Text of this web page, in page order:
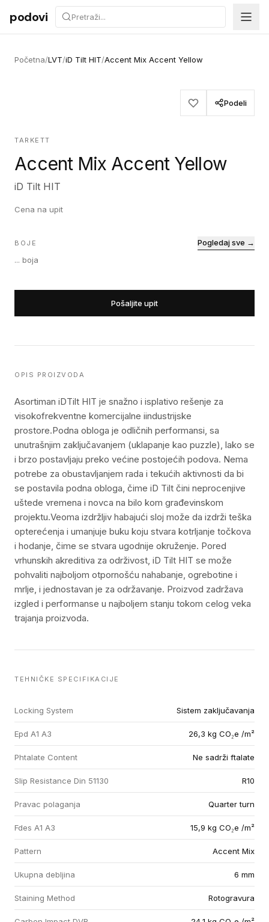
Preskoči na sadržaj
podovi
Početna/LVT/iD Tilt HIT/Accent Mix Accent Yellow
Podeli
TARKETT
Accent Mix Accent Yellow
iD Tilt HIT
Cena na upit
BOJE
... boja
Pogledaj sve →
Pošaljite upit
OPIS PROIZVODA
Asortiman iDTilt HIT je snažno i isplativo rešenje za
visokofrekventne komercijalne iindustrijske
prostore.Podna obloga je odličnih performansi, sa
unutrašnjim zaključavanjem (uklapanje kao puzzle), lako se
i brzo postavljaju preko većine postojećih podova. Nema
potrebe za obustavljanjem rada i tekućih aktivnosti da bi
se postavila podna obloga, čime iD Tilt čini neprocenjive
uštede vremena i novca na bilo kom građevinskom
projektu.Veoma izdržljiv habajući sloj može da izdrži teška
opterećenja i umanjuje buku koju stvara kotrljanje točkova
i hodanje, čime se stvara ugodnije okruženje. Pored
vrhunskih akreditiva za održivost, iD Tilt HIT se može
pohvaliti najboljom otpornošću nahabanje, ogrebotine i
mrlje, i jednostavan je za održavanje. Proizvod zadržava
izgled i performanse u najboljem stanju tokom celog veka
trajanja proizvoda.
TEHNIČKE SPECIFIKACIJE
Locking System Sistem zaključavanja
Epd A1 A3 26,3 kg CO₂e /m²
Phtalate Content Ne sadrži ftalate
Slip Resistance Din 51130 R10
Pravac polaganja Quarter turn
Fdes A1 A3 15,9 kg CO₂e /m²
Pattern Accent Mix
Ukupna debljina 6 mm
Staining Method Rotogravura